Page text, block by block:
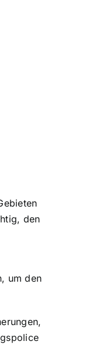
den
um den